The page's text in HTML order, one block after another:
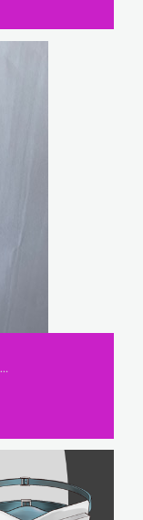
Secundaria, MARTA LABARRA ALVARADO y ÁNGELA VALBUENA PÉREZ